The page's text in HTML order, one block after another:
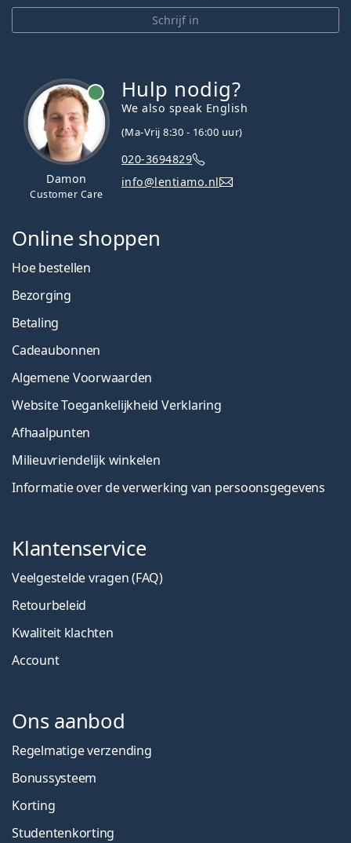
Schrijf in
Damon
Customer Care
Hulp nodig?
We also speak English
(Ma-Vrij 8:30 - 16:00 uur)
020-3694829
info@lentiamo.nl
Online shoppen
Hoe bestellen
Bezorging
Betaling
Cadeaubonnen
Algemene Voorwaarden
Website Toegankelijkheid Verklaring
Afhaalpunten
Milieuvriendelijk winkelen
Informatie over de verwerking van persoonsgegevens
Klantenservice
Veelgestelde vragen (FAQ)
Retourbeleid
Kwaliteit klachten
Account
Ons aanbod
Regelmatige verzending
Bonussysteem
Korting
Studentenkorting